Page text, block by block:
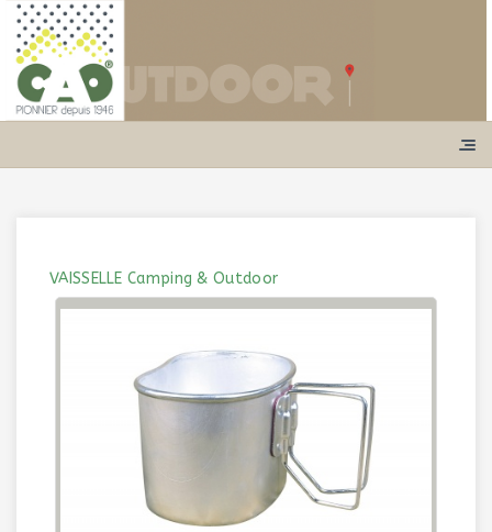
VAISSELLE Camping & Outdoor